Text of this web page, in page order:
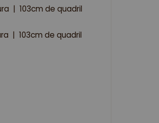
|  103cm de quadril
|  103cm de quadril